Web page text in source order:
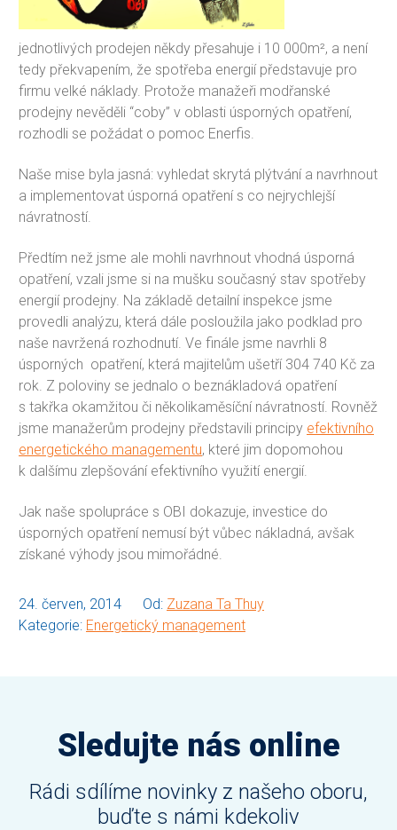
jednotlivých prodejen někdy přesahuje i 10 000m², a není
tedy překvapením, že spotřeba energií představuje pro
firmu velké náklady. Protože manažeři modřanské
prodejny nevěděli “coby” v oblasti úsporných opatření,
rozhodli se požádat o pomoc Enerfis.
Naše mise byla jasná: vyhledat skrytá plýtvání a navrhnout
a implementovat úsporná opatření s co nejrychlejší
návratností.
Předtím než jsme ale mohli navrhnout vhodná úsporná
opatření, vzali jsme si na mušku současný stav spotřeby
energií prodejny. Na základě detailní inspekce jsme
provedli analýzu, která dále posloužila jako podklad pro
naše navržená rozhodnutí. Ve finále jsme navrhli 8
úsporných opatření, která majitelům ušetří 304 740 Kč za
rok. Z poloviny se jednalo o beznákladová opatření
s takřka okamžitou či několikaměsíční návratností. Rovněž
jsme manažerům prodejny představili principy efektivního
energetického managementu, které jim dopomohou
k dalšímu zlepšování efektivního využití energií.
Jak naše spolupráce s OBI dokazuje, investice do
úsporných opatření nemusí být vůbec nákladná, avšak
získané výhody jsou mimořádné.
24. červen, 2014 Od: Zuzana Ta Thuy
Kategorie: Energetický management
Sledujte nás online
Rádi sdílíme novinky z našeho oboru,
buďte s námi kdekoliv